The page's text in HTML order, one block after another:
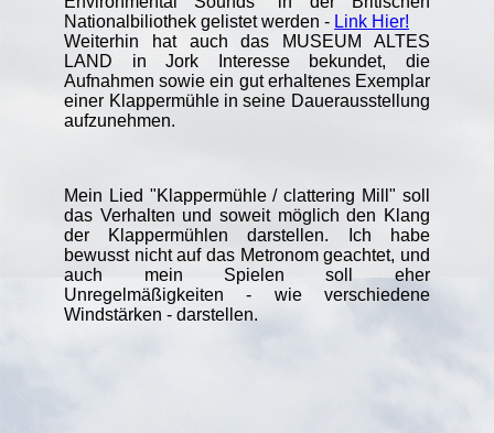
Nationalbiliothek gelistet werden - Link Hier!
Weiterhin hat auch das MUSEUM ALTES
LAND in Jork Interesse bekundet, die
Aufnahmen sowie ein gut erhaltenes Exemplar
einer Klappermühle in seine Dauerausstellung
aufzunehmen.
Mein Lied "Klappermühle / clattering Mill" soll
das Verhalten und soweit möglich den Klang
der Klappermühlen darstellen. Ich habe
bewusst nicht auf das Metronom geachtet, und
auch mein Spielen soll eher
Unregelmäßigkeiten - wie verschiedene
Windstärken - darstellen.